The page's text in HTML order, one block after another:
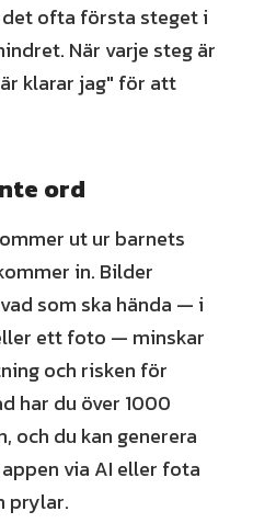
ofta första steget i
När varje steg är
klarar jag" för att
ord
ut ur barnets
in. Bilder
som ska hända — i
ett foto — minskar
och risken för
har du över 1000
och du kan generera
via AI eller fota
prylar.